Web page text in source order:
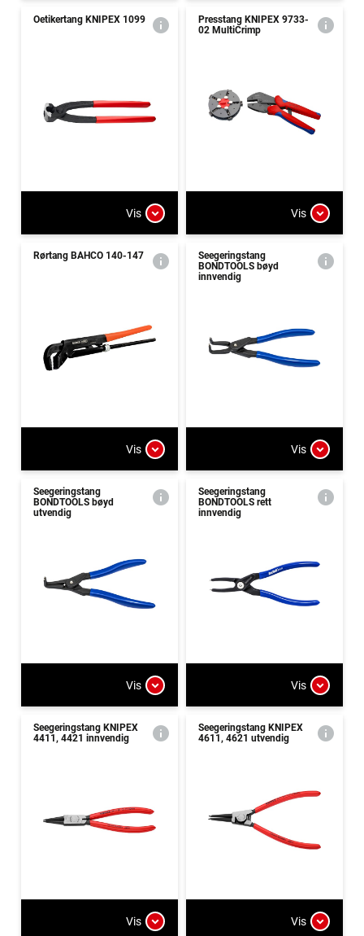
Oetikertang KNIPEX 1099
Vis
Presstang KNIPEX 9733-
02 MultiCrimp
Vis
Rørtang BAHCO 140-147
Vis
Seegeringstang
BONDTOOLS bøyd
innvendig
Vis
Seegeringstang
BONDTOOLS bøyd
utvendig
Vis
Seegeringstang
BONDTOOLS rett
innvendig
Vis
Seegeringstang KNIPEX
4411, 4421 innvendig
Vis
Seegeringstang KNIPEX
4611, 4621 utvendig
Vis